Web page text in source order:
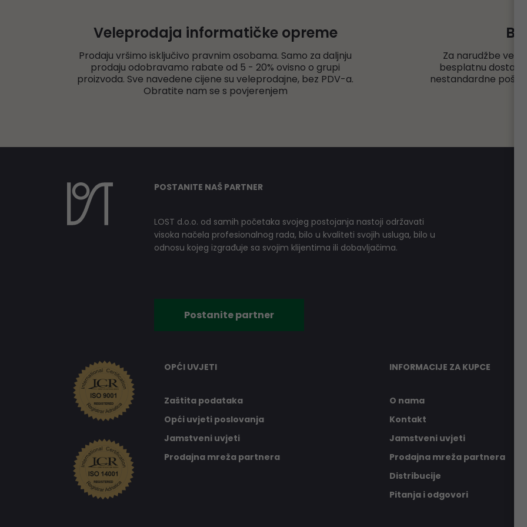
Veleprodaja informatičke opreme
Prodaju vršimo isključivo pravnim osobama. Samo za daljnju
prodaju odobravamo rabate od 5 - 20% ovisno o grupi
proizvoda. Sve navedene cijene su veleprodajne, bez PDV-a.
Obratite nam se s povjerenjem
Za narudžbe
besplatnu dostavu
nestandardne
POSTANITE NAŠ PARTNER
LOST d.o.o. od samih početaka svojeg postojanja nastoji održavati
visoka načela profesionalnog rada, bilo u kvaliteti svojih usluga, bilo u
odnosu kojeg izgrađuje sa svojim klijentima ili dobavljačima.
Postanite partner
OPĆI UVJETI
Zaštita podataka
Opći uvjeti poslovanja
Jamstveni uvjeti
Prodajna mreža partnera
INFORMACIJE ZA KUPCE
O nama
Kontakt
Jamstveni uvjeti
Prodajna mreža partnera
Distribucije
Pitanja i odgovori